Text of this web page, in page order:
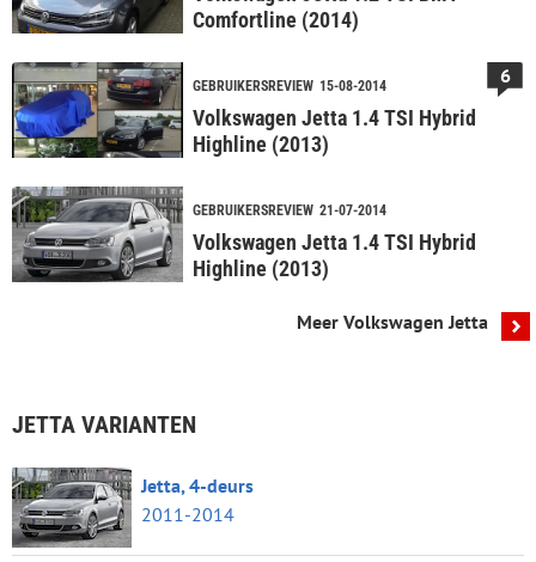
Comfortline (2014)
GEBRUIKERSREVIEW 15-08-2014
Volkswagen Jetta 1.4 TSI Hybrid
Highline (2013)
6
GEBRUIKERSREVIEW 21-07-2014
Volkswagen Jetta 1.4 TSI Hybrid
Highline (2013)
Meer Volkswagen Jetta
JETTA VARIANTEN
Jetta, 4-deurs
2011-2014